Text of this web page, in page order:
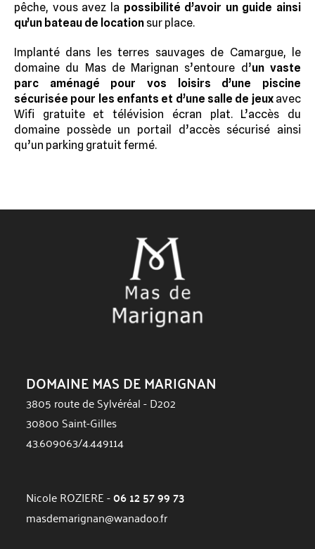
pêche, vous avez la possibilité d’avoir un guide ainsi
qu’un bateau de location sur place.
Implanté dans les terres sauvages de Camargue, le
domaine du Mas de Marignan s’entoure d’un vaste
parc aménagé pour vos loisirs d’une piscine
sécurisée pour les enfants et d’une salle de jeuxavec
Wifi gratuite et télévision écran plat. L’accès du
domaine possède un portail d’accès sécurisé ainsi
qu’un parking gratuit fermé.
DOMAINE MAS DE MARIGNAN
3805 route de Sylvéréal - D202
30800 Saint-Gilles
43.609063/4.449114
Nicole ROZIERE -06 12 57 99 73
masdemarignan@wanadoo.fr